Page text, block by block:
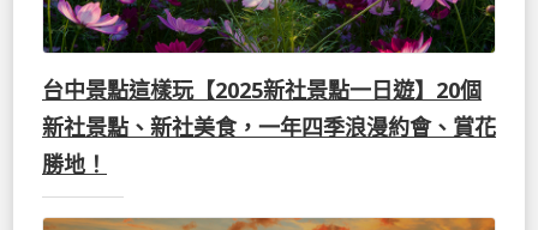
台中景點這樣玩【2025新社景點一日遊】20個
新社景點、新社美食，一年四季浪漫約會、賞花
勝地！